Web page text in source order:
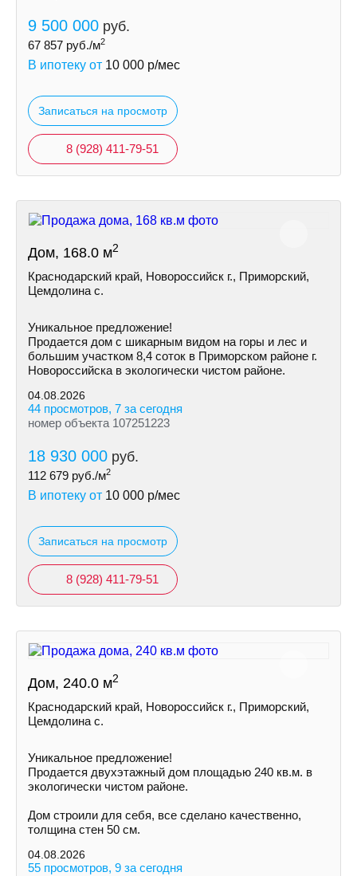
9 500 000 руб.
67 857 руб./м2
В ипотеку от 10 000 р/мес
Записаться на просмотр
8 (928) 411-79-51
Дом, 168.0 м2
Краснодарский край, Новороссийск г., Приморский,
Цемдолина с.
Уникальное предложение!
Продается дом с шикарным видом на горы и лес и
большим участком 8,4 соток в Приморском районе г.
Новороссийска в экологически чистом районе.
04.08.2026
44 просмотров, 7 за сегодня
номер объекта 107251223
18 930 000 руб.
112 679 руб./м2
В ипотеку от 10 000 р/мес
Записаться на просмотр
8 (928) 411-79-51
Дом, 240.0 м2
Краснодарский край, Новороссийск г., Приморский,
Цемдолина с.
Уникальное предложение!
Продается двухэтажный дом площадью 240 кв.м. в
экологически чистом районе.
Дом строили для себя, все сделано качественно,
толщина стен 50 см.
04.08.2026
55 просмотров, 9 за сегодня